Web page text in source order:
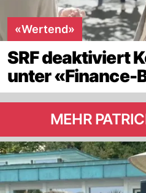
«Wertend»
SRF deaktiviert
unter «Finance-
MEHR